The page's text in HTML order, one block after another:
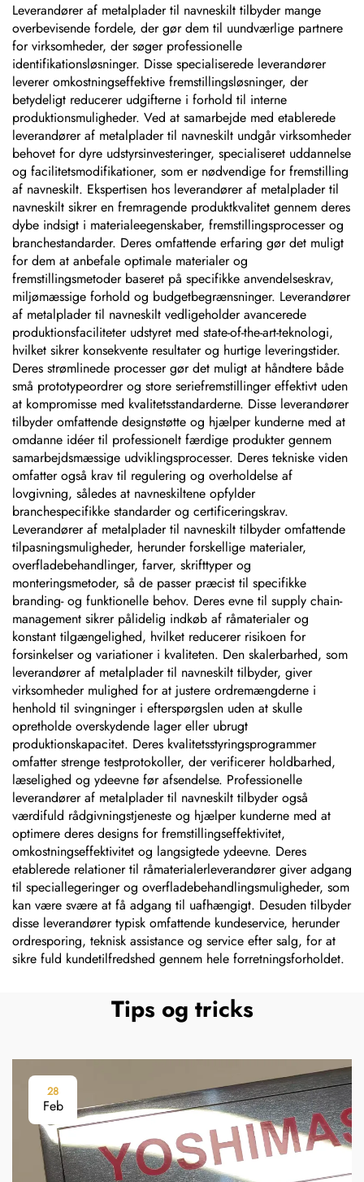
Leverandører af metalplader til navneskilt tilbyder mange
overbevisende fordele, der gør dem til uundværlige partnere
for virksomheder, der søger professionelle
identifikationsløsninger. Disse specialiserede leverandører
leverer omkostningseffektive fremstillingsløsninger, der
betydeligt reducerer udgifterne i forhold til interne
produktionsmuligheder. Ved at samarbejde med etablerede
leverandører af metalplader til navneskilt undgår virksomheder
behovet for dyre udstyrsinvesteringer, specialiseret uddannelse
og facilitetsmodifikationer, som er nødvendige for fremstilling
af navneskilt. Ekspertisen hos leverandører af metalplader til
navneskilt sikrer en fremragende produktkvalitet gennem deres
dybe indsigt i materialeegenskaber, fremstillingsprocesser og
branchestandarder. Deres omfattende erfaring gør det muligt
for dem at anbefale optimale materialer og
fremstillingsmetoder baseret på specifikke anvendelseskrav,
miljømæssige forhold og budgetbegrænsninger. Leverandører
af metalplader til navneskilt vedligeholder avancerede
produktionsfaciliteter udstyret med state-of-the-art-teknologi,
hvilket sikrer konsekvente resultater og hurtige leveringstider.
Deres strømlinede processer gør det muligt at håndtere både
små prototypeordrer og store seriefremstillinger effektivt uden
at kompromisse med kvalitetsstandarderne. Disse leverandører
tilbyder omfattende designstøtte og hjælper kunderne med at
omdanne idéer til professionelt færdige produkter gennem
samarbejdsmæssige udviklingsprocesser. Deres tekniske viden
omfatter også krav til regulering og overholdelse af
lovgivning, således at navneskiltene opfylder
branchespecifikke standarder og certificeringskrav.
Leverandører af metalplader til navneskilt tilbyder omfattende
tilpasningsmuligheder, herunder forskellige materialer,
overfladebehandlinger, farver, skrifttyper og
monteringsmetoder, så de passer præcist til specifikke
branding- og funktionelle behov. Deres evne til supply chain-
management sikrer pålidelig indkøb af råmaterialer og
konstant tilgængelighed, hvilket reducerer risikoen for
forsinkelser og variationer i kvaliteten. Den skalerbarhed, som
leverandører af metalplader til navneskilt tilbyder, giver
virksomheder mulighed for at justere ordremængderne i
henhold til svingninger i efterspørgslen uden at skulle
opretholde overskydende lager eller ubrugt
produktionskapacitet. Deres kvalitetsstyringsprogrammer
omfatter strenge testprotokoller, der verificerer holdbarhed,
læselighed og ydeevne før afsendelse. Professionelle
leverandører af metalplader til navneskilt tilbyder også
værdifuld rådgivningstjeneste og hjælper kunderne med at
optimere deres designs for fremstillingseffektivitet,
omkostningseffektivitet og langsigtede ydeevne. Deres
etablerede relationer til råmaterialerleverandører giver adgang
til speciallegeringer og overfladebehandlingsmuligheder, som
kan være svære at få adgang til uafhængigt. Desuden tilbyder
disse leverandører typisk omfattende kundeservice, herunder
ordresporing, teknisk assistance og service efter salg, for at
sikre fuld kundetilfredshed gennem hele forretningsforholdet.
Tips og tricks
28
Feb